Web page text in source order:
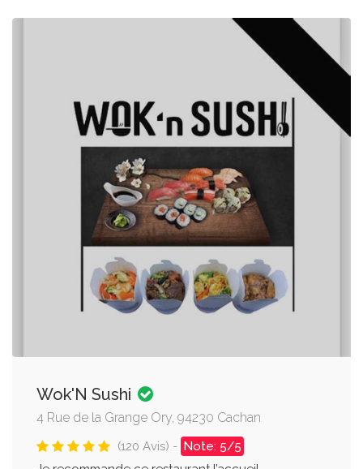
Wok'N Sushi
4 Rue de la Grange Ory, 94230 Cachan
(120 Avis) - Note: 5/5